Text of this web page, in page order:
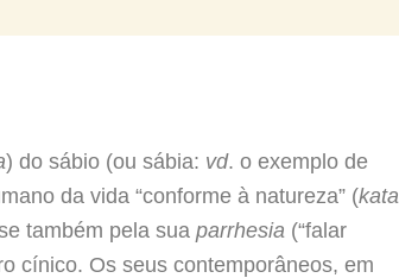
) do sábio (ou sábia: vd. o exemplo de
da vida “conforme à natureza” (kata
também pela sua parrhesia (“falar
cínico. Os seus contemporâneos, em